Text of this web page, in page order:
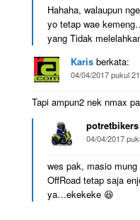
Hahaha, walaupun
yo tetap wae
yang Tidak
Karis berkata:
04/04/2017 pukul
Tapi ampun2 nek nmax
potretbikers
04/04/2017
wes pak, masio
OffRoad tetap saja
ya…ekekeke 😆